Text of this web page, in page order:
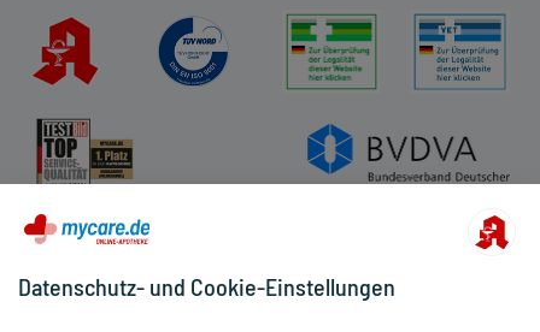
Datenschutz- und Cookie-Einstellungen